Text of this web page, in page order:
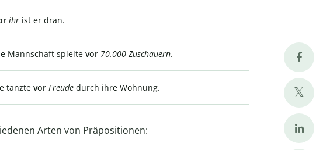
ihr ist er dran.
Mannschaft spielte vor 70.000 Zuschauern.
tanzte vor Freude durch ihre Wohnung.
Arten von Präpositionen: